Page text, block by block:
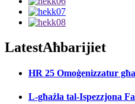
LatestAħbarijiet
HR 25 Omoġenizzatur
L-għażla tal-Ispezzjona